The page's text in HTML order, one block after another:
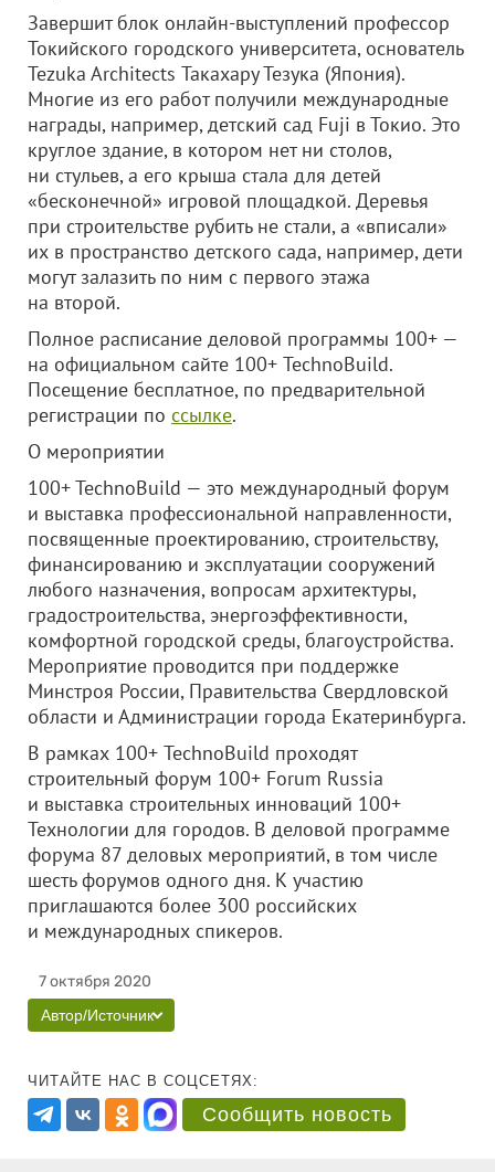
Завершит блок онлайн-выступлений профессор
Токийского городского университета, основатель
Tezuka Architects Такахару Тезука (Япония).
Многие из его работ получили международные
награды, например, детский сад Fuji в Токио. Это
круглое здание, в котором нет ни столов,
ни стульев, а его крыша стала для детей
«бесконечной» игровой площадкой. Деревья
при строительстве рубить не стали, а «вписали»
их в пространство детского сада, например, дети
могут залазить по ним с первого этажа
на второй.
Полное расписание деловой программы 100+ —
на официальном сайте 100+ TechnoBuild.
Посещение бесплатное, по предварительной
регистрации по ссылке.
О мероприятии
100+ TechnoBuild — это международный форум
и выставка профессиональной направленности,
посвященные проектированию, строительству,
финансированию и эксплуатации сооружений
любого назначения, вопросам архитектуры,
градостроительства, энергоэффективности,
комфортной городской среды, благоустройства.
Мероприятие проводится при поддержке
Минстроя России, Правительства Свердловской
области и Администрации города Екатеринбурга.
В рамках 100+ TechnoBuild проходят
строительный форум 100+ Forum Russia
и выставка строительных инноваций 100+
Технологии для городов. В деловой программе
форума 87 деловых мероприятий, в том числе
шесть форумов одного дня. К участию
приглашаются более 300 российских
и международных спикеров.
7 октября 2020
Автор/Источник
ЧИТАЙТЕ НАС В СОЦСЕТЯХ:
Сообщить новость